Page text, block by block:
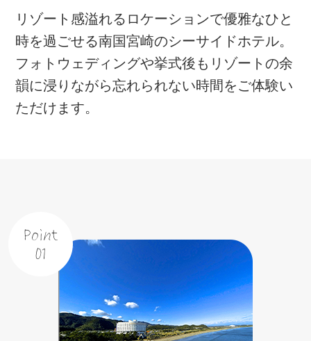
リゾート感溢れるロケーションで優雅なひと
時を過ごせる南国宮崎のシーサイドホテル。
フォトウェディングや挙式後もリゾートの余
韻に浸りながら忘れられない時間をご体験い
ただけます。
Point
01